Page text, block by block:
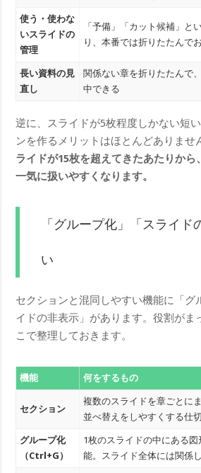
使う・使わな
いスライドの
管理
「予備」「カット候補」と
り、本番では折りたたんで
長い資料の見
直し
関係ない章を折りたたんで
中できる
逆に、スライドが5枚程度しかない短
ンを作るメリットはほとんどありませ
ライドが15枚を超えてきたあたりから
一気に扱いやすくなります。
「グループ化」「スライド
い
セクションと混同しやすい機能に「グ
イドの非表示」があります。役割がま
こで整理しておきます。
機能 何をするもの
セクション
複数のスライドを章ごとに
並べ替えをしやすくする仕
グループ化
（Ctrl+G）
1枚のスライドの中にある
能。スライド全体には関係